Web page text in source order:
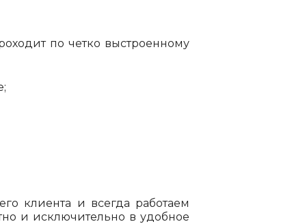
по четко выстроенному
клиента и всегда работаем
и исключительно в удобное